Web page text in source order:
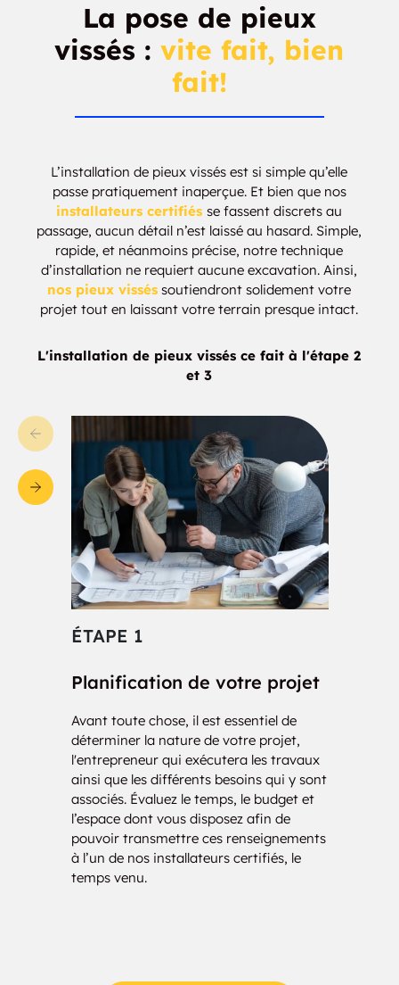
Buckley Bulls Bridge
Burlington
Burnside Burrville
Butlers Island Byram
Connecticut Canaan
Candlewood Knolls
Candlewood Lake
Club
Candlewood
Candlewood Point
Cannondale Canterbury
Canton Canton Center
Canton Valley Cedar Beach
Cedar Heights Cedar Hill
Cedar Land Cedarhurst
Center
Centerbrook Centerville
Central Manchester Central Village
Chaffeeville Chaplin
Cheshire Cheshire Village
Chester Chester Center
La pose de pieux
vissés :vite fait, bien
fait!
L’installation de pieux vissés est si simple qu’elle
passe pratiquement inaperçue. Et bien que nos
installateurs certifiésse fassent discrets au
passage, aucun détail n’est laissé au hasard. Simple,
rapide, et néanmoins précise, notre technique
d’installation ne requiert aucune excavation. Ainsi,
nos pieux vissés soutiendront solidement votre
projet tout en laissant votre terrain presque intact.
L'installation de pieux vissés ce fait à l'étape 2
et 3
ÉTAPE 1
Planification de votre projet
Avant toute chose, il est essentiel de
déterminer la nature de votre projet,
l'entrepreneur qui exécutera les travaux
ainsi que les différents besoins qui y sont
associés. Évaluez le temps, le budget et
l’espace dont vous disposez afin de
pouvoir transmettre ces renseignements
à l’un de nos installateurs certifiés, le
temps venu.